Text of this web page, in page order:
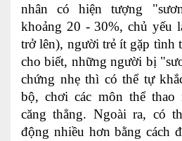
nhân có hiện tượng
khoảng 20 - 30%, chủ yếu
trở lên), người trẻ ít gặp tình
cho biết, những người bị
chứng nhẹ thì có thể tự
bộ, chơi các môn thể thao
căng thẳng. Ngoài ra, có
động nhiều hơn bằng cách